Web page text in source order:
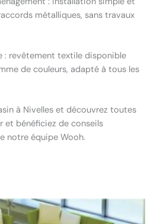
métalliques, sans travaux
: revêtement textile disponible
de couleurs, adapté à tous les
à Nivelles et découvrez toutes
et bénéficiez de conseils
notre équipe Wooh.